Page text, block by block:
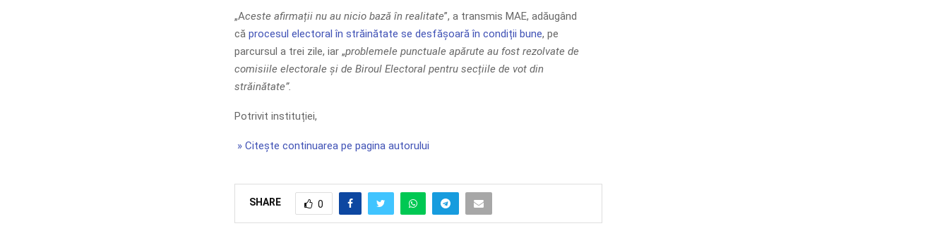
„Aceste afirmații nu au nicio bază în realitate”, a transmis MAE, adăugând
că procesul electoral în străinătate se desfășoară în condiții bune, pe
parcursul a trei zile, iar „problemele punctuale apărute au fost rezolvate de
comisiile electorale și de Biroul Electoral pentru secțiile de vot din
străinătate”.
Potrivit instituției,
» Citește continuarea pe pagina autorului
SHARE 0